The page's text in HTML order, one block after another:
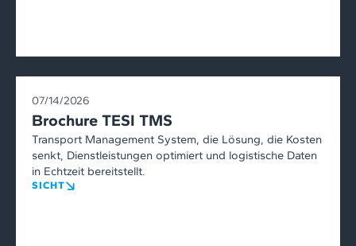
07/14/2026
Brochure TESI TMS
Transport Management System, die Lösung, die Kosten
senkt, Dienstleistungen optimiert und logistische Daten
in Echtzeit bereitstellt.
SICHT